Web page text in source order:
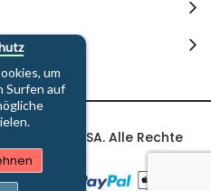
um
Surfen auf
SA. Alle Rechte